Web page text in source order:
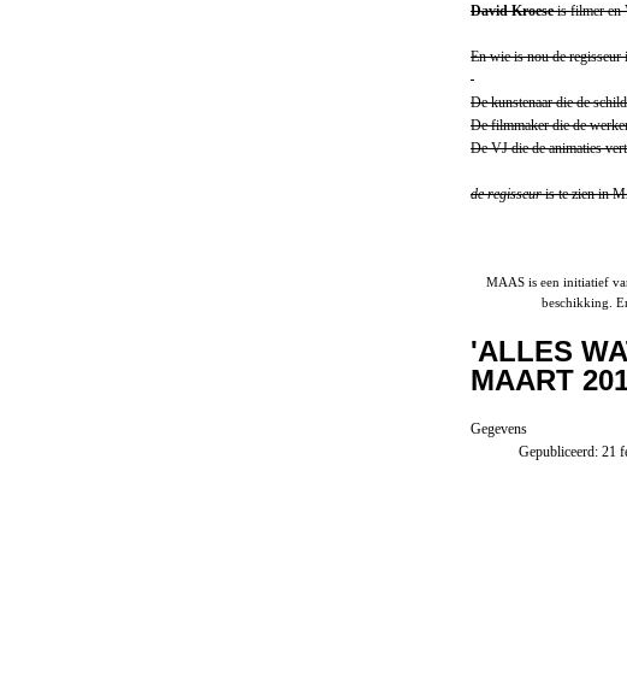
David Kroeseis filmer en
En wie is nou de regisseur
De kunstenaar die de
De filmmaker die de
De VJ die de animaties
de regisseuris te zien in
MAAS is een initiatief
beschikking.
'ALLES
MAART
Gegevens
Gepubliceerd: 21